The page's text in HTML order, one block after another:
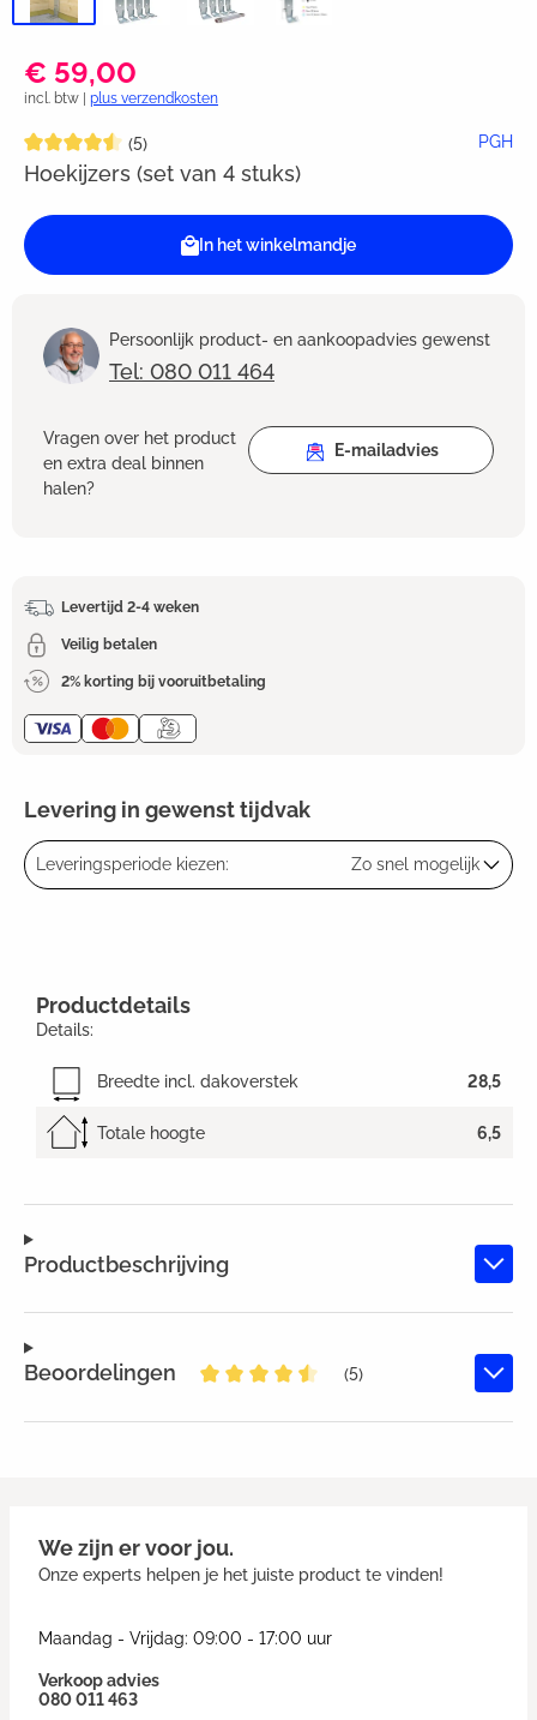
€ 59,00
incl. btw | plus verzendkosten
Gemiddelde waardering van 4.6 van 5 sterren
(5) PGH
Hoekijzers (set van 4 stuks)
In het winkelmandje
Persoonlijk product- en aankoopadvies gewenst
Tel: 080 011 464
Vragen over het product
en extra deal binnen
halen?
E-mailadvies
Levertijd 2-4 weken
Veilig betalen
2% korting bij vooruitbetaling
Levering in gewenst tijdvak
Leveringsperiode kiezen: Zo snel mogelijk
Productbeschrijving
Beoordelingen
(5)
Productdetails
Details:
Breedte incl. dakoverstek 28,5
Totale hoogte 6,5
We zijn er voor jou.
Onze experts helpen je het juiste product te vinden!
Maandag - Vrijdag: 09:00 - 17:00 uur
Verkoop advies
080 011 463